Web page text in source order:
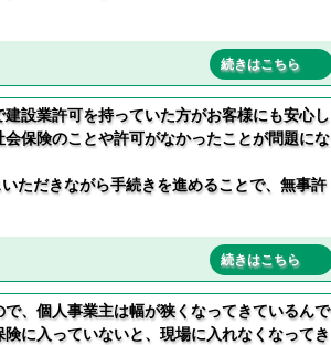
続きはこちら
建設業許可を持っていた方がお客様にも安心し
保険のことや許可がなかったことが問題にな
ただきながら手続きを進めることで、無事許
続きはこちら
、個人事業主は幅が狭くなってきているんで
に入っていないと、現場に入れなくなってき